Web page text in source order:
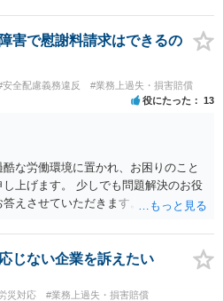
害で慰謝料請求はできるの
安全配慮義務違反 #業務上過失・損害賠償
役にたった 13
な労働環境に置かれ、お困りのこと
上げます。 少しでも問題解決のお役
えさせていただきます。 ご相談者の
や会社からの損害賠償が、過重労働
受けられる可能性がある事案とお見受
能性や採るべき手続を検討するには、
料の検討が必要になるため、今後の
じない企業を訴えたい
災対応
#業務上過失・損害賠償